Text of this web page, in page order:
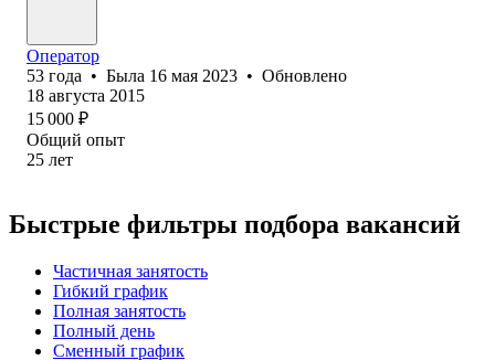
Оператор
53 года • Была 16 мая 2023 • Обновлено
18 августа 2015
15 000 ₽
Общий опыт
25 лет
Быстрые фильтры подбора вакансий
Частичная занятость
Гибкий график
Полная занятость
Полный день
Сменный график